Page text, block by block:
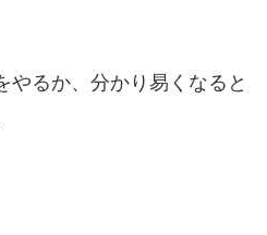
やるか、分かり易くなると